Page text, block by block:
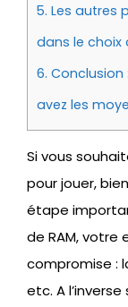
5. Les autres
dans le choix
6. Conclusion
avez les
Si vous
pour jouer,
étape
de RAM, votre
compromise :
etc. A